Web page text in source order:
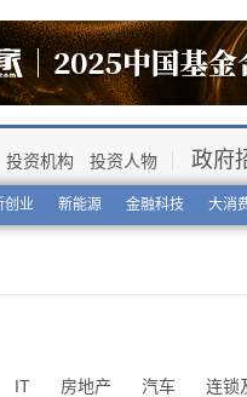
创业 新能源 金融科技 大消
投资机构 投资人物 政府
IT 房地产 汽车 连锁